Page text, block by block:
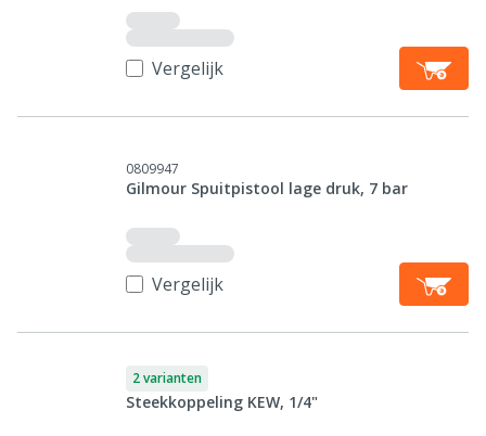
Vergelijk
0809947
Gilmour Spuitpistool lage druk, 7 bar
Vergelijk
2 varianten
Steekkoppeling KEW, 1/4"